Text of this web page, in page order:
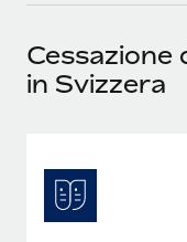
Reverse Tech at a
Reverse Tech,
Cessazione
in Svizzera